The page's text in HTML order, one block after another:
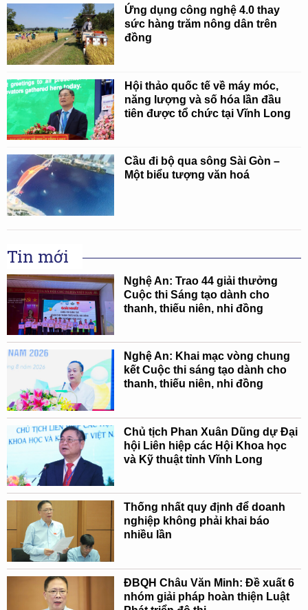
Ứng dụng công nghệ 4.0 thay
sức hàng trăm nông dân trên
đồng
Hội thảo quốc tế về máy móc,
năng lượng và số hóa lần đầu
tiên được tổ chức tại Vĩnh Long
Cầu đi bộ qua sông Sài Gòn –
Một biểu tượng văn hoá
Tin mới
Nghệ An: Trao 44 giải thưởng
Cuộc thi Sáng tạo dành cho
thanh, thiếu niên, nhi đồng
Nghệ An: Khai mạc vòng chung
kết Cuộc thi sáng tạo dành cho
thanh, thiếu niên, nhi đồng
Chủ tịch Phan Xuân Dũng dự Đại
hội Liên hiệp các Hội Khoa học
và Kỹ thuật tỉnh Vĩnh Long
Thống nhất quy định để doanh
nghiệp không phải khai báo
nhiều lần
ĐBQH Châu Văn Minh: Đề xuất 6
nhóm giải pháp hoàn thiện Luật